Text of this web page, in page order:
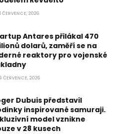
ČERVENCE, 2026
Antares přilákal 470
dolarů, zaměří se na
reaktory pro vojenské
ČERVENCE, 2026
Dubuis představil
inspirované samuraji.
model vznikne
v 28 kusech